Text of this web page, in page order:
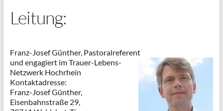
Leitung:
Franz-Josef Günther, Pastoralreferent
und engagiert im Trauer-Lebens-
Netzwerk Hochrhein
Kontaktadresse:
Franz-Josef Günther,
Eisenbahnstraße 29,